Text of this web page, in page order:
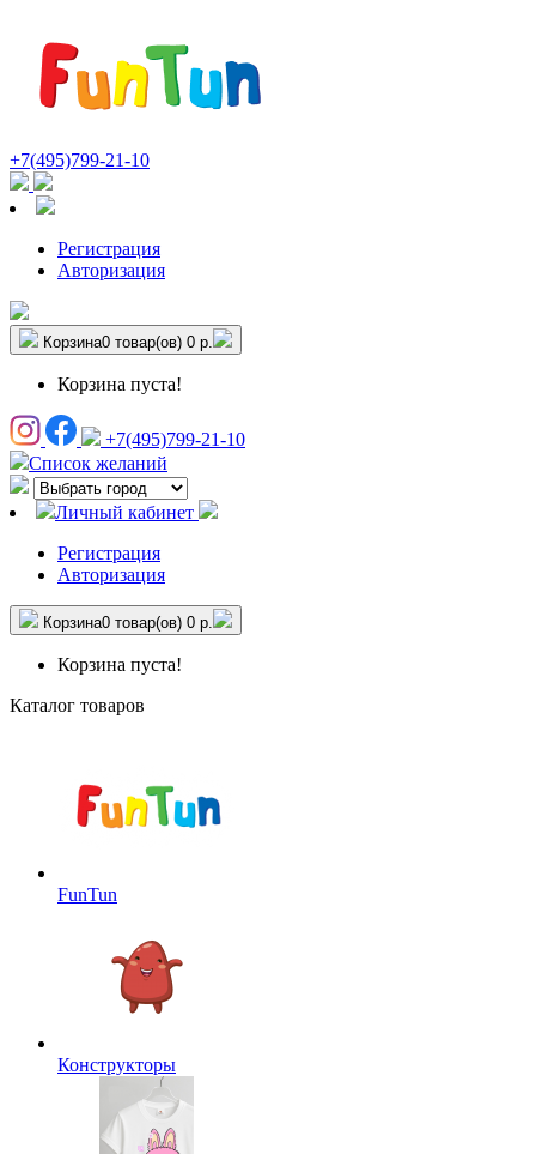
+7(495)799-21-10
Регистрация
Авторизация
Корзина0 товар(ов) 0 р.
Корзина пуста!
+7(495)799-21-10
Список желаний
Личный кабинет
Регистрация
Авторизация
Корзина0 товар(ов) 0 р.
Корзина пуста!
Каталог товаров
FunTun
Конструкторы